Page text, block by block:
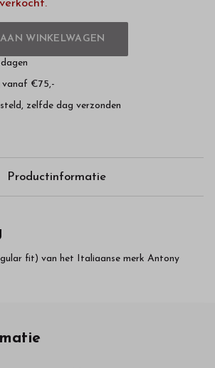
WINKELWAGEN
vanaf €75,-
zelfde dag verzonden
Productinformatie
fit) van het Italiaanse merk Antony